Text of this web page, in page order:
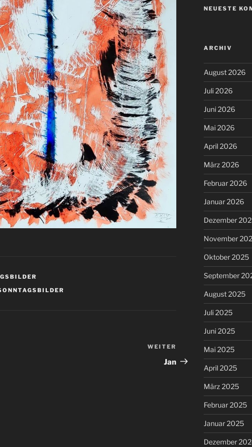
Nächster
Beitrag
WEITER
Jan
NEUESTE
ARCHIV
August 2026
Juli 2026
Juni 2026
Mai 2026
April 2026
März 2026
Februar 2026
Januar 2026
Dezember
November
Oktober 2025
September
August 2025
Juli 2025
Juni 2025
Mai 2025
April 2025
März 2025
Februar 2025
Januar 2025
Dezember